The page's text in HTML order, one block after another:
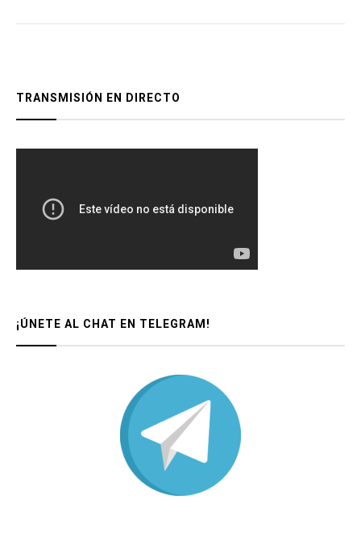
TRANSMISIÓN EN DIRECTO
¡ÚNETE AL CHAT EN TELEGRAM!